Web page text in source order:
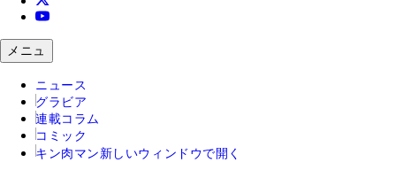
メニュ
ニュース
グラビア
連載コラム
コミック
キン肉マン 新しいウィンドウで開く